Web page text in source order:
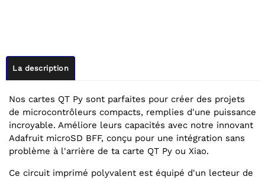
La description
Nos cartes QT Py sont parfaites pour créer des projets
de microcontrôleurs compacts, remplies d'une puissance
incroyable. Améliore leurs capacités avec notre innovant
Adafruit microSD BFF, conçu pour une intégration sans
problème à l'arrière de ta carte QT Py ou Xiao.
Ce circuit imprimé polyvalent est équipé d'un lecteur de